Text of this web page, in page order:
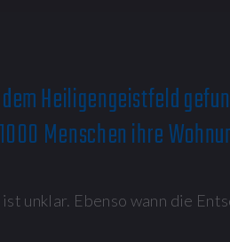
Heiligengeistfeld
Menschen ihre
unklar. Ebenso wann die